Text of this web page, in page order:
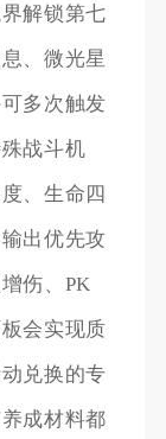
解锁第七
、微光星
多次触发
战斗机
、生命四
出优先攻
伤、PK
会实现质
兑换的专
成材料都